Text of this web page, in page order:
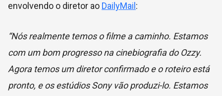
envolvendo o diretor ao DailyMail :
“Nós realmente temos o filme a caminho. Estamos
com um bom progresso na cinebiografia do Ozzy.
Agora temos um diretor confirmado e o roteiro está
pronto, e os estúdios Sony vão produzi-lo. Estamos